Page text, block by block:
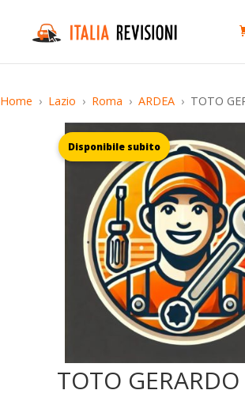
Home Lazio Roma ARDEA TOTO
TOTO GERARDO